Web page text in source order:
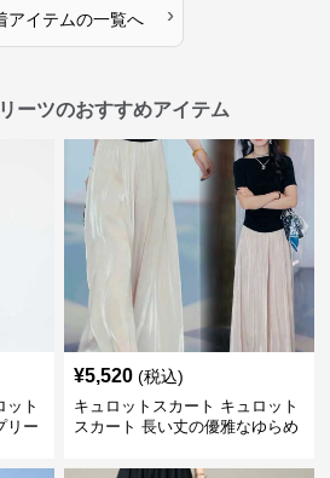
アイテムの一覧へ ›
ーツのおすすめアイテム
ット
リー
¥5,520 (税込)
キュロットスカート キュロット
スカート 長い丈の優雅なゆらめ